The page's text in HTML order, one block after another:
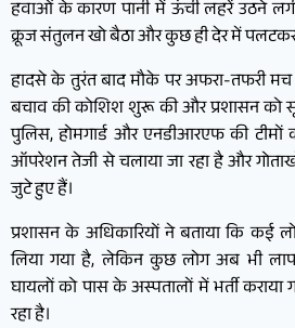
हवाओं के कारण पानी में ऊंची लहरें उठने
क्रूज संतुलन खो बैठा और कुछ ही देर में
हादसे के तुरंत बाद मौके पर अफरा-तफरी
बचाव की कोशिश शुरू की और प्रशासन को
पुलिस, होमगार्ड और एनडीआरएफ की टीमों
ऑपरेशन तेजी से चलाया जा रहा है और
जुटे हुए हैं।
प्रशासन के अधिकारियों ने बताया कि कई
लिया गया है, लेकिन कुछ लोग अब भी
घायलों को पास के अस्पतालों में भर्ती
रहा है।